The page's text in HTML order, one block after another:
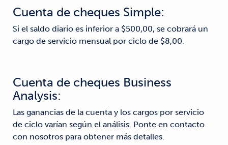
Cuenta de cheques Simple:
Si el saldo diario es inferior a $500,00, se cobrará un
cargo de servicio mensual por ciclo de $8,00.
Cuenta de cheques Business
Analysis:
Las ganancias de la cuenta y los cargos por servicio
de ciclo varían según el análisis. Ponte en contacto
con nosotros para obtener más detalles.